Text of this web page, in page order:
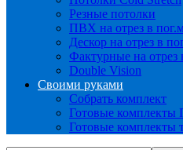
Резные потолки
ПВХ на отрез в
Дескор на отрез в
Фактурные на отрез
Double Vision
Своими руками
Собрать комплект
Готовые комплекты
Готовые комплекты